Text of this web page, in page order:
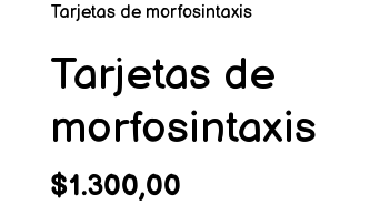
Tarjetas de morfosintaxis
Tarjetas de
morfosintaxis
$1.300,00